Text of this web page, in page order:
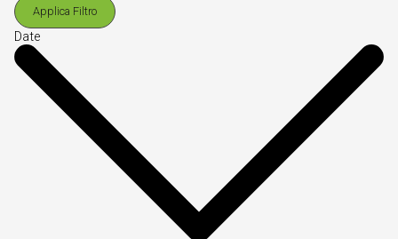
Applica Filtro
Date